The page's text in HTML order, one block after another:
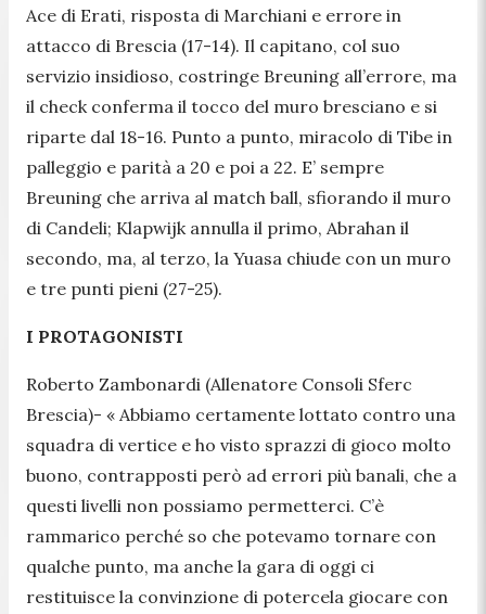
Ace di Erati, risposta di Marchiani e errore in
attacco di Brescia (17-14). Il capitano, col suo
servizio insidioso, costringe Breuning all’errore, ma
il check conferma il tocco del muro bresciano e si
riparte dal 18-16. Punto a punto, miracolo di Tibe in
palleggio e parità a 20 e poi a 22. E’ sempre
Breuning che arriva al match ball, sfiorando il muro
di Candeli; Klapwijk annulla il primo, Abrahan il
secondo, ma, al terzo, la Yuasa chiude con un muro
e tre punti pieni (27-25).
I PROTAGONISTI
Roberto Zambonardi (Allenatore Consoli Sferc
Brescia)- « Abbiamo certamente lottato contro una
squadra di vertice e ho visto sprazzi di gioco molto
buono, contrapposti però ad errori più banali, che a
questi livelli non possiamo permetterci. C’è
rammarico perché so che potevamo tornare con
qualche punto, ma anche la gara di oggi ci
restituisce la convinzione di potercela giocare con